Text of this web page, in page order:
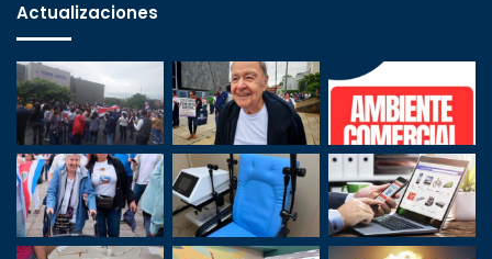
Actualizaciones